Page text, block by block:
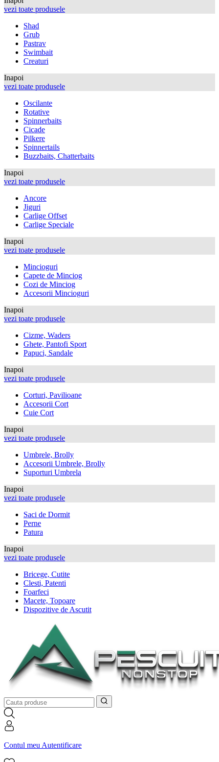
vezi toate produsele
Shad
Grub
Pastrav
Swimbait
Creaturi
Inapoi
vezi toate produsele
Oscilante
Rotative
Spinnerbaits
Cicade
Pilkere
Spinnertails
Buzzbaits, Chatterbaits
Inapoi
vezi toate produsele
Ancore
Jiguri
Carlige Offset
Carlige Speciale
Inapoi
vezi toate produsele
Mincioguri
Capete de Minciog
Cozi de Minciog
Accesorii Mincioguri
Inapoi
vezi toate produsele
Cizme, Waders
Ghete, Pantofi Sport
Papuci, Sandale
Inapoi
vezi toate produsele
Corturi, Pavilioane
Accesorii Cort
Cuie Cort
Inapoi
vezi toate produsele
Umbrele, Brolly
Accesorii Umbrele, Brolly
Suporturi Umbrela
Inapoi
vezi toate produsele
Saci de Dormit
Perne
Patura
Inapoi
vezi toate produsele
Bricege, Cutite
Clesti, Patenti
Foarfeci
Macete, Topoare
Dispozitive de Ascutit
Contul meu Autentificare